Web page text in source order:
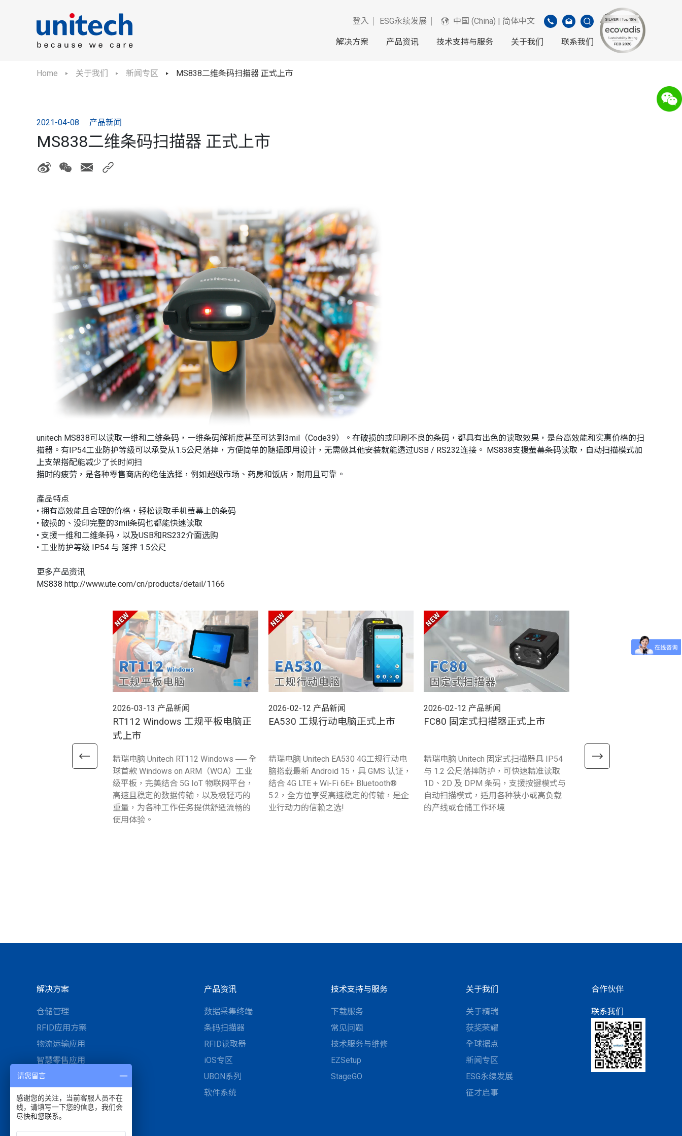
登入 ESG永续发展 中国 (China) | 简体中文
解决方案 产品资讯 技术支持与服务 关于我们 联系我们
Home 关于我们 新闻专区 MS838二维条码扫描器 正式上市
2021-04-08 产品新闻
MS838二维条码扫描器 正式上市
unitech MS838可以读取一维和二维条码，一维条码解析度甚至可达到3mil（Code39）。在破损的或印刷不良的条码，都具有出色的读取效果，是台高效能和实惠价格的扫
描器。有IP54工业防护等级可以承受从1.5公尺落摔，方便简单的随插即用设计，无需做其他安装就能透过USB / RS232连接。 MS838支援萤幕条码读取，自动扫描模式加
上支架搭配能减少了长时间扫
描时的疲劳，是各种零售商店的绝佳选择，例如超级市场、药房和饭店，耐用且可靠。
產品特点
• 拥有高效能且合理的价格，轻松读取手机萤幕上的条码
• 破损的、没印完整的3mil条码也都能快速读取
• 支援一维和二维条码，以及USB和RS232介面选购
• 工业防护等级 IP54 与 落摔 1.5公尺
更多产品资讯
MS838 http://www.ute.com/cn/products/detail/1166
2026-03-13 产品新闻
RT112 Windows 工规平板电脑正
式上市
精瑞电脑 Unitech RT112 Windows ── 全
球首款 Windows on ARM（WOA）工业
级平板，完美结合 5G IoT 物联网平台，
高速且稳定的数据传输，以及极轻巧的
重量，为各种工作任务提供舒适流畅的
使用体验。
2026-02-12 产品新闻
EA530 工规行动电脑正式上市
精瑞电脑 Unitech EA530 4G工规行动电
脑搭载最新 Android 15，具 GMS 认证，
结合 4G LTE + Wi-Fi 6E+ Bluetooth®
5.2，全方位享受高速稳定的传输，是企
业行动力的信赖之选!
2026-02-12 产品新闻
FC80 固定式扫描器正式上市
精瑞电脑 Unitech 固定式扫描器具 IP54
与 1.2 公尺落摔防护，可快速精准读取
1D、2D 及 DPM 条码，支援按键模式与
自动扫描模式，适用各种狭小或高负载
的产线或仓储工作环境
精瑞电脑Unitech 将RFID 读
描功能整合于一机，推出
解决方案
仓储管理
RFID应用方案
物流运输应用
智慧零售应用
智慧医疗与UDI医材管理
工业自动化与智慧制造
停车开单管理与现场服务
产品资讯
数据采集终端
条码扫描器
RFID读取器
iOS专区
UBON系列
软件系统
技术支持与服务
下载服务
常见问题
技术服务与维修
EZSetup
StageGO
关于我们
关于精瑞
获奖荣耀
全球据点
新闻专区
ESG永续发展
征才启事
合作伙伴
联系我们
请您留言
感谢您的关注，当前客服人员不在
线，请填写一下您的信息，我们会
尽快和您联系。